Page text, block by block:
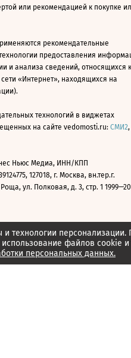
технологии
использование файлов cookie
персональных данных.
или рекомендацией к покупке
рекомендательные
предоставления
и анализа сведений, относящихся к
«Интернет», находящихся на
технологий в виджетах
на сайте vedomosti.ru: СМИ2,
Ньюс Медиа, ИНН/КПП
127018, г. Москва, вн.тер.г.
ул. Полковая, д. 3, стр. 1